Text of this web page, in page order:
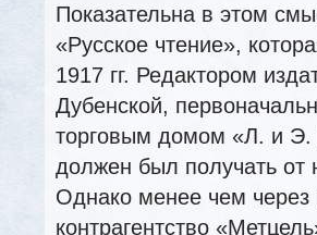
Показательна в этом
«Русское чтение»,
1917 гг. Редактором
Дубенской,
торговым домом «Л. и Э.
должен был получать
Однако менее чем через
контрагентство